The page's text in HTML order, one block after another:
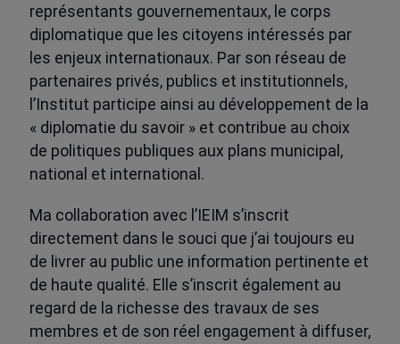
représentants gouvernementaux, le corps
diplomatique que les citoyens intéressés par
les enjeux internationaux. Par son réseau de
partenaires privés, publics et institutionnels,
l’Institut participe ainsi au développement de la
« diplomatie du savoir » et contribue au choix
de politiques publiques aux plans municipal,
national et international.
Ma collaboration avec l’IEIM s’inscrit
directement dans le souci que j’ai toujours eu
de livrer au public une information pertinente et
de haute qualité. Elle s’inscrit également au
regard de la richesse des travaux de ses
membres et de son réel engagement à diffuser,